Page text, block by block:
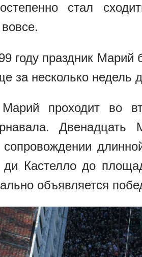
стал
году праздник Марий
за несколько недель
Марий проходит во
ди Кастелло до
объявляется